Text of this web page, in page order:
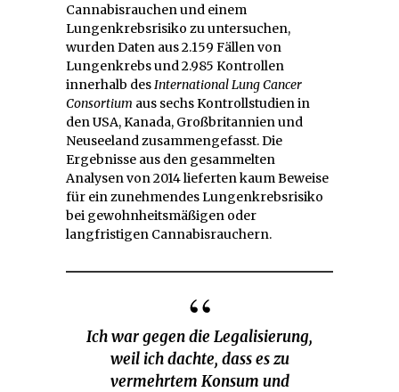
Cannabisrauchen und einem
Lungenkrebsrisiko zu untersuchen,
wurden Daten aus 2.159 Fällen von
Lungenkrebs und 2.985 Kontrollen
innerhalb desInternational Lung Cancer
Consortium aus sechs Kontrollstudien in
den USA, Kanada, Großbritannien und
Neuseeland zusammengefasst. Die
Ergebnisse aus den gesammelten
Analysen von 2014 lieferten kaum Beweise
für ein zunehmendes Lungenkrebsrisiko
bei gewohnheitsmäßigen oder
langfristigen Cannabisrauchern.
Ich war gegen die Legalisierung,
weil ich dachte, dass es zu
vermehrtem Konsum und